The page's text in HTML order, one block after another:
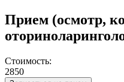
Прием (осмотр,
Стоимость:
2850